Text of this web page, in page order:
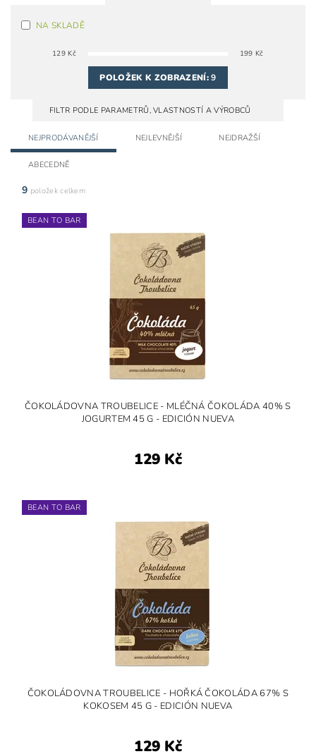
NA SKLADĚ
129 Kč 199 Kč
POLOŽEK K ZOBRAZENÍ:9
FILTR PODLE PARAMETRŮ, VLASTNOSTÍ A VÝROBCŮ
NEJPRODÁVANĚJŠÍ NEJLEVNĚJŠÍ NEJDRAŽŠÍ
ABECEDNĚ
9 položek celkem
BEAN TO BAR
ČOKOLÁDOVNA TROUBELICE - MLÉČNÁ ČOKOLÁDA 40% S
JOGURTEM 45 G - EDICIÓN NUEVA
129 Kč
BEAN TO BAR
ČOKOLÁDOVNA TROUBELICE - HOŘKÁ ČOKOLÁDA 67% S
KOKOSEM 45 G - EDICIÓN NUEVA
129 Kč